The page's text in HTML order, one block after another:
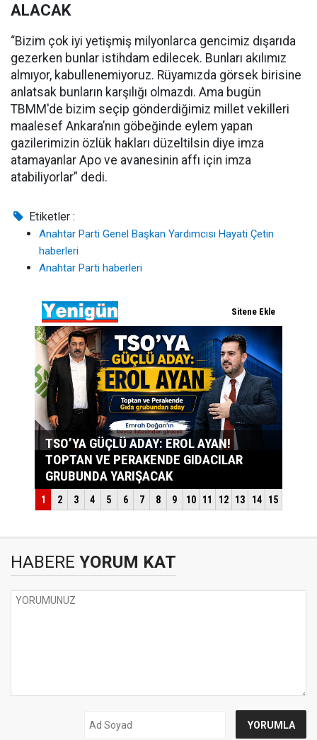
ALACAK
“Bizim çok iyi yetişmiş milyonlarca gencimiz dışarıda
gezerken bunlar istihdam edilecek. Bunları akılımız
almıyor, kabullenemiyoruz. Rüyamızda görsek birisine
anlatsak bunların karşılığı olmazdı. Ama bugün
TBMM'de bizim seçip gönderdiğimiz millet vekilleri
maalesef Ankara’nın göbeğinde eylem yapan
gazilerimizin özlük hakları düzeltilsin diye imza
atamayanlar Apo ve avanesinin affı için imza
atabiliyorlar” dedi.
Etiketler :
Anahtar Parti Genel Başkan Yardımcısı Hayati Çetin
haberleri
Anahtar Parti haberleri
HABERE YORUM KAT